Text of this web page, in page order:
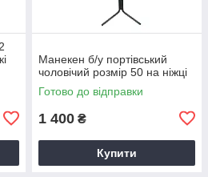
Манекен б/у портівський
чоловічий розмір 50 на ніжці
Готово до відправки
1 400 ₴
Купити